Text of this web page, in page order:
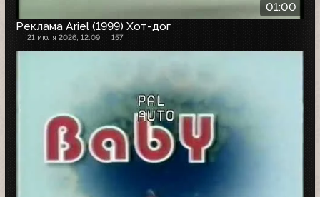
01:00
Реклама Ariel (1999) Хот-дог
21 июля 2026, 12:09 157